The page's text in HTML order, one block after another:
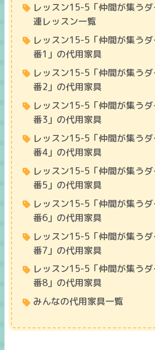
レッスン15-5「仲間が集う
連レッスン一覧
レッスン15-5「仲間が集う
番1」の代用家具
レッスン15-5「仲間が集う
番2」の代用家具
レッスン15-5「仲間が集う
番3」の代用家具
レッスン15-5「仲間が集う
番4」の代用家具
レッスン15-5「仲間が集う
番5」の代用家具
レッスン15-5「仲間が集う
番6」の代用家具
レッスン15-5「仲間が集う
番7」の代用家具
レッスン15-5「仲間が集う
番8」の代用家具
みんなの代用家具一覧